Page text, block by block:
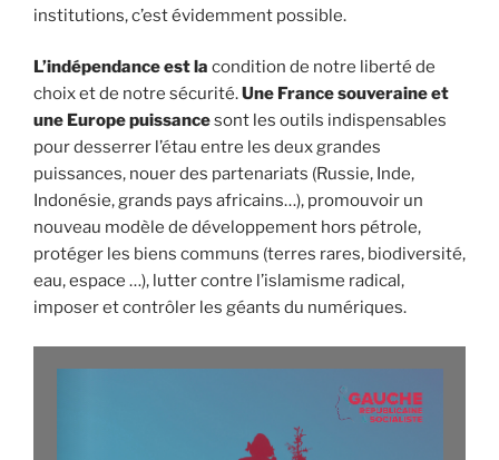
institutions, c’est évidemment possible.
L’indépendance est la condition de notre liberté de
choix et de notre sécurité.Une France souveraine et
une Europe puissancesont les outils indispensables
pour desserrer l’étau entre les deux grandes
puissances, nouer des partenariats (Russie, Inde,
Indonésie, grands pays africains…), promouvoir un
nouveau modèle de développement hors pétrole,
protéger les biens communs (terres rares, biodiversité,
eau, espace …), lutter contre l’islamisme radical,
imposer et contrôler les géants du numériques.